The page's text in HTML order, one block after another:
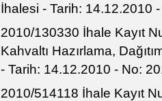
İhalesi - Tarih: 14.12.2010
2010/130330 İhale Kayıt
Kahvaltı Hazırlama,
- Tarih: 14.12.2010 - No:
2010/514118 İhale Kayıt